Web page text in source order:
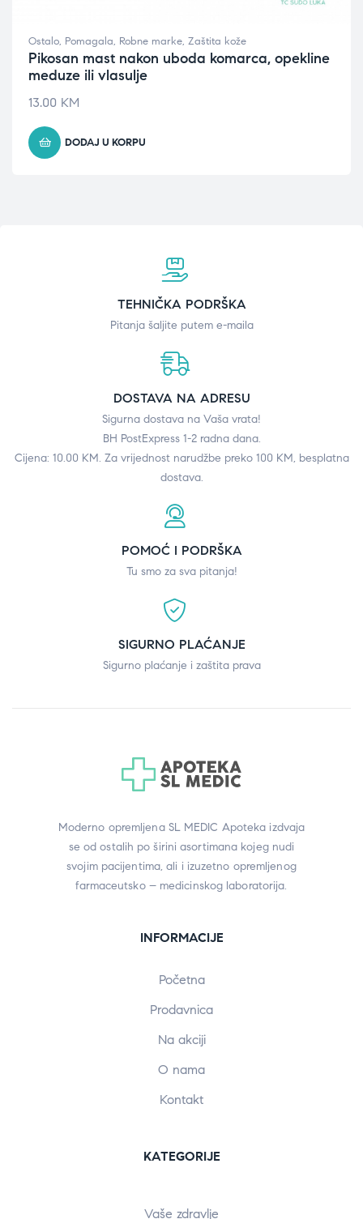
Ostalo, Pomagala, Robne marke, Zaštita kože
Pikosan mast nakon uboda komarca, opekline
meduze ili vlasulje
13.00 KM
DODAJ U KORPU
TEHNIČKA PODRŠKA
Pitanja šaljite putem e-maila
DOSTAVA NA ADRESU
Sigurna dostava na Vaša vrata!
BH PostExpress 1-2 radna dana.
Cijena: 10.00 KM. Za vrijednost narudžbe preko 100 KM, besplatna
dostava.
POMOĆ I PODRŠKA
Tu smo za sva pitanja!
SIGURNO PLAĆANJE
Sigurno plaćanje i zaštita prava
Moderno opremljena SL MEDIC Apoteka izdvaja
se od ostalih po širini asortimana kojeg nudi
svojim pacijentima, ali i izuzetno opremljenog
farmaceutsko – medicinskog laboratorija.
INFORMACIJE
Početna
Prodavnica
Na akciji
O nama
Kontakt
KATEGORIJE
Vaše zdravlje